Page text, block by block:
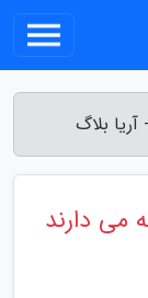
بلاگ
می دارند